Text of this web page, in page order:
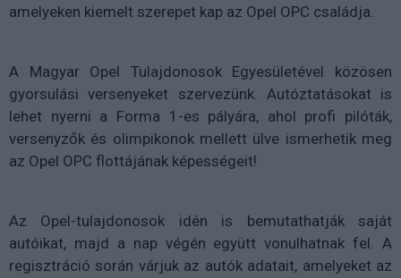
amelyeken kiemelt szerepet kap az Opel OPC családja.
A Magyar Opel Tulajdonosok Egyesületével közösen
gyorsulási versenyeket szervezünk. Autóztatásokat is
lehet nyerni a Forma 1-es pályára, ahol profi pilóták,
versenyzők és olimpikonok mellett ülve ismerhetik meg
az Opel OPC flottájának képességeit!
Az Opel-tulajdonosok idén is bemutathatják saját
autóikat, majd a nap végén együtt vonulhatnak fel. A
regisztráció során várjuk az autók adatait, amelyeket az